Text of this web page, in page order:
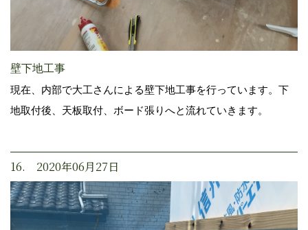
壁下地工事
現在、内部で大工さんによる壁下地工事を行っています。下
地取付後、天板取付、ボード張りへと流れていきます。
16. 2020年06月27日